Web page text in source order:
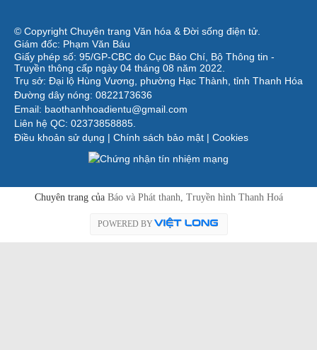
© Copyright Chuyên trang Văn hóa & Đời sống điện tử.
Giám đốc: Phạm Văn Báu
Giấy phép số: 95/GP-CBC do Cục Báo Chí, Bộ Thông tin -
Truyền thông cấp ngày 04 tháng 08 năm 2022.
Trụ sở: Đại lộ Hùng Vương, phường Hạc Thành, tỉnh Thanh Hóa
Đường dây nóng: 0822173636
Email: baothanhhoadientu@gmail.com
Liên hệ QC: 02373858885.
Điều khoản sử dụng | Chính sách bảo mật | Cookies
Chuyên trang của Báo và Phát thanh, Truyền hình Thanh Hoá
POWERED BY